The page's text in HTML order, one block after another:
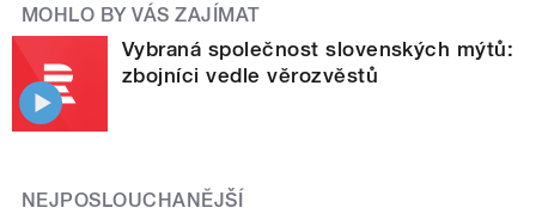
MOHLO BY VÁS ZAJÍMAT
Vybraná společnost slovenských mýtů:
zbojníci vedle věrozvěstů
NEJPOSLOUCHANĚJŠÍ